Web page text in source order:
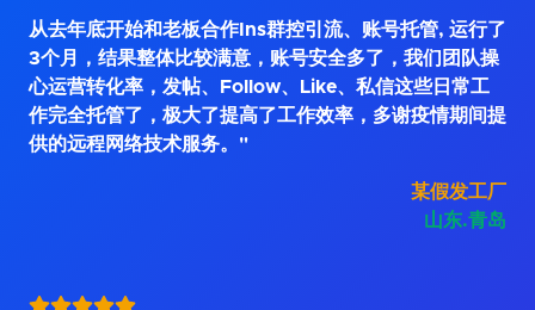
从去年底开始和老板合作Ins群控引流、账号托管, 运行了
3个月，结果整体比较满意，账号安全多了，我们团队操
心运营转化率，发帖、Follow、Like、私信这些日常工
作完全托管了，极大了提高了工作效率，多谢疫情期间提
供的远程网络技术服务。"
某假发工厂
山东.青岛